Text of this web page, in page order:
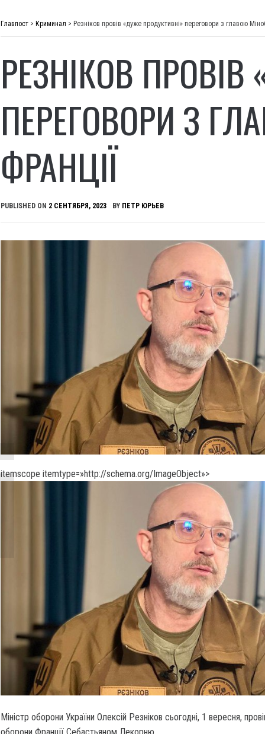
Главпост > Криминал > Резніков провів «дуже продуктивні» переговори з главою
РЕЗНІКОВ
ПЕРЕГОВОРИ З
ФРАНЦІЇ
PUBLISHED ON 2 СЕНТЯБРЯ, 2023 BY ПЕТР ЮРЬЕВ
itemscope itemtype=»http://schema.org/ImageObject»>
Міністр оборони України Олексій Резніков сьогодні, 1 вересня,